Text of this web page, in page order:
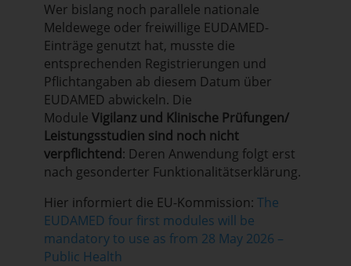
Wer bislang noch parallele nationale
Meldewege oder freiwillige EUDAMED-
Einträge genutzt hat, musste die
entsprechenden Registrierungen und
Pflichtangaben ab diesem Datum über
EUDAMED abwickeln. Die
Module Vigilanz und Klinische Prüfungen/
Leistungsstudien sind noch nicht
verpflichtend: Deren Anwendung folgt erst
nach gesonderter Funktionalitätserklärung.
Hier informiert die EU-Kommission: The
EUDAMED four first modules will be
mandatory to use as from 28 May 2026 –
Public Health